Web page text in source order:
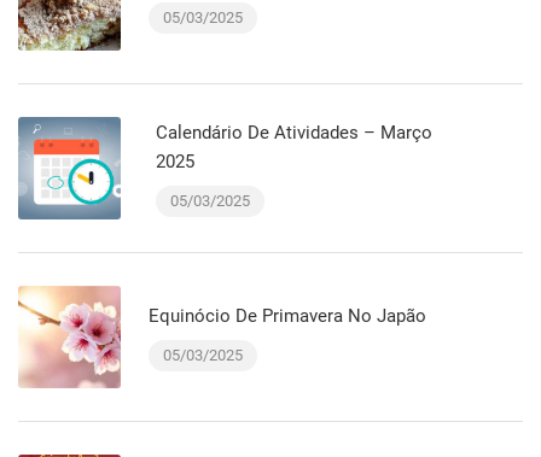
05/03/2025
Calendário De Atividades – Março
2025
05/03/2025
Equinócio De Primavera No Japão
05/03/2025